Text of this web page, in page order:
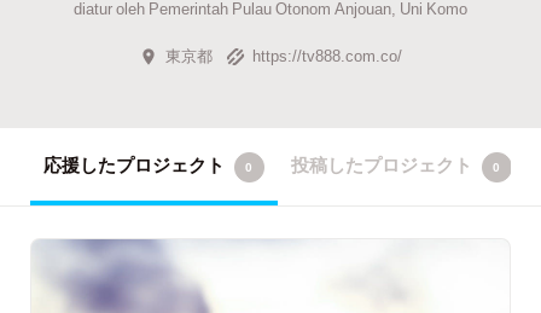
diatur oleh Pemerintah Pulau Otonom Anjouan, Uni Komo
東京都 https://tv888.com.co/
応援したプロジェクト 0 投稿したプロジェクト 0